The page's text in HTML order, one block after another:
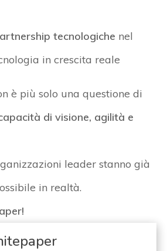
tecnologiche nel
in crescita reale
è più solo una questione di
di visione, agilità e
leader stanno già
in realtà.
!